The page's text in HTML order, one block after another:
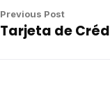
Previous Post
Tarjeta de